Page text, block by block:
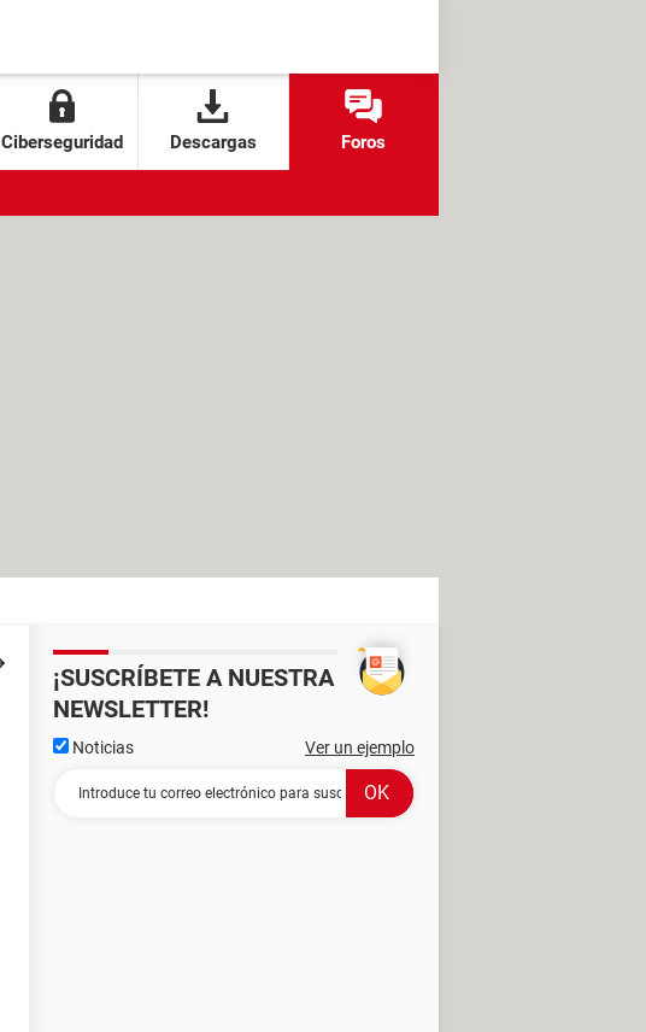
Ciberseguridad Descargas Foros
¡SUSCRÍBETE A NUESTRA
NEWSLETTER!
Noticias Ver un ejemplo